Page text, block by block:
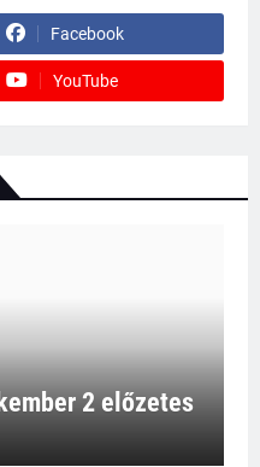
Facebook
YouTube
2 előzetes